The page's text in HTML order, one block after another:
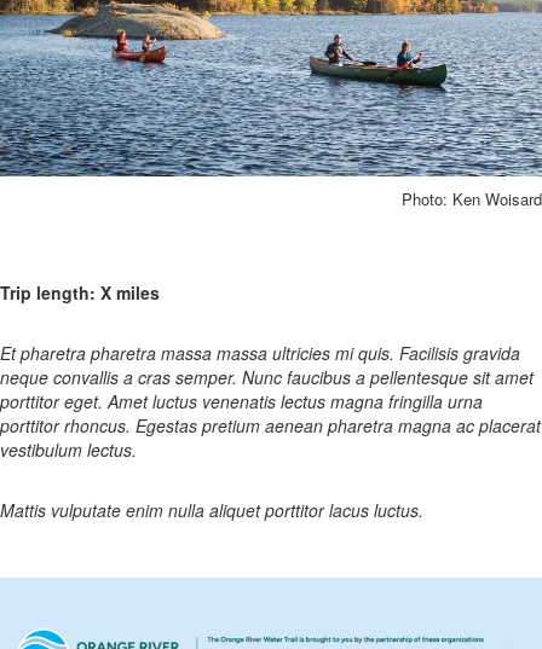
Photo: Ken Woisard
Trip length: X miles
Et pharetra pharetra massa massa ultricies mi quis. Facilisis gravida
neque convallis a cras semper. Nunc faucibus a pellentesque sit amet
porttitor eget. Amet luctus venenatis lectus magna fringilla urna
porttitor rhoncus. Egestas pretium aenean pharetra magna ac placerat
vestibulum lectus.
Mattis vulputate enim nulla aliquet porttitor lacus luctus.